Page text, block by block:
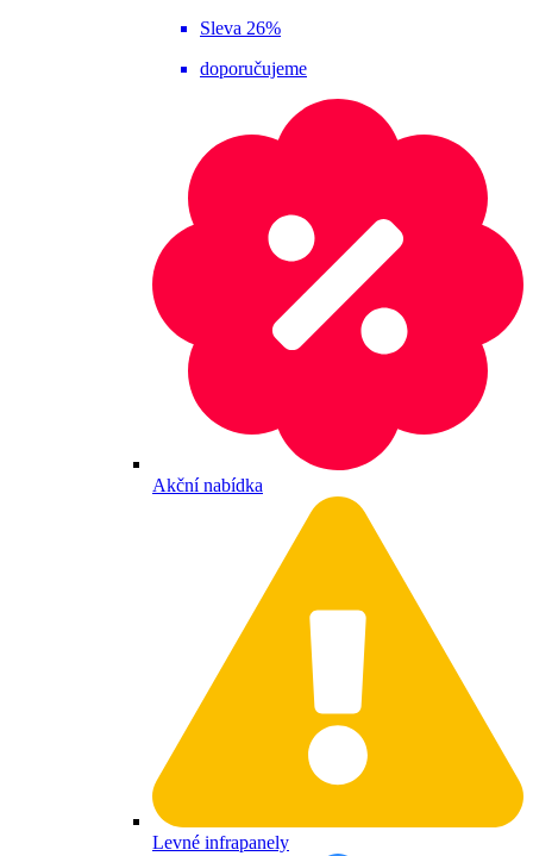
Sleva 26%
doporučujeme
Akční nabídka
Levné infrapanely